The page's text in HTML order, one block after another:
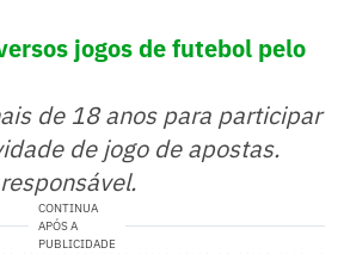
jogos de futebol pelo
de 18 anos para participar
de jogo de apostas.
CONTINUA
APÓS A
PUBLICIDADE